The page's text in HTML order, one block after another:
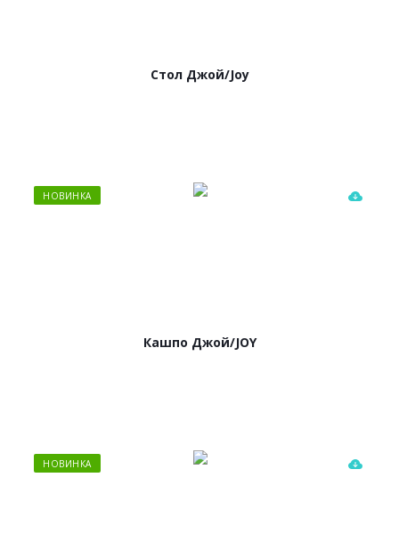
Стол Джой/Joy
НОВИНКА
Кашпо Джой/JOY
НОВИНКА